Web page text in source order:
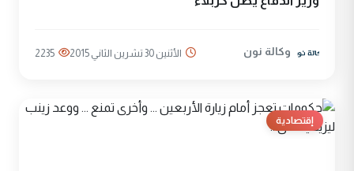
وكالة نون الأثنين 30 تشرين الثاني 2015 2235
إقتصادية